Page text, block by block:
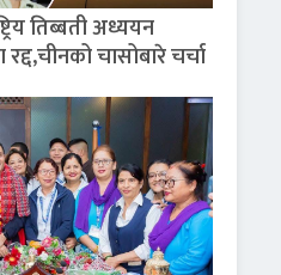
तिब्बती अध्ययन
चासोबारे चर्चा